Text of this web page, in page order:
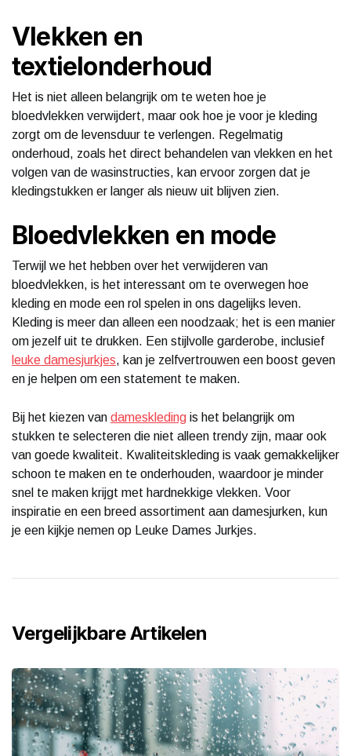
Vlekken en
textielonderhoud
Het is niet alleen belangrijk om te weten hoe je
bloedvlekken verwijdert, maar ook hoe je voor je kleding
zorgt om de levensduur te verlengen. Regelmatig
onderhoud, zoals het direct behandelen van vlekken en het
volgen van de wasinstructies, kan ervoor zorgen dat je
kledingstukken er langer als nieuw uit blijven zien.
Bloedvlekken en mode
Terwijl we het hebben over het verwijderen van
bloedvlekken, is het interessant om te overwegen hoe
kleding en mode een rol spelen in ons dagelijks leven.
Kleding is meer dan alleen een noodzaak; het is een manier
om jezelf uit te drukken. Een stijlvolle garderobe, inclusief
leuke damesjurkjes, kan je zelfvertrouwen een boost geven
en je helpen om een statement te maken.
Bij het kiezen van dameskleding is het belangrijk om
stukken te selecteren die niet alleen trendy zijn, maar ook
van goede kwaliteit. Kwaliteitskleding is vaak gemakkelijker
schoon te maken en te onderhouden, waardoor je minder
snel te maken krijgt met hardnekkige vlekken. Voor
inspiratie en een breed assortiment aan damesjurken, kun
je een kijkje nemen op Leuke Dames Jurkjes.
Vergelijkbare Artikelen